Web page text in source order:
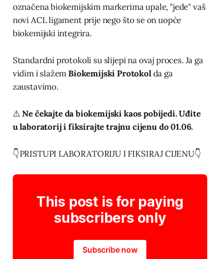
označena biokemijskim markerima upale, "jede" vaš
novi ACL ligament prije nego što se on uopće
biokemijski integrira.
Standardni protokoli su slijepi na ovaj proces. Ja ga
vidim i slažemBiokemijski Protokolda ga
zaustavimo.
⚠️Ne čekajte da biokemijski kaos pobijedi. Uđite
u laboratorij i fiksirajte trajnu cijenu do 01.06.
👇PRISTUPI LABORATORIJU I FIKSIRAJ CIJENU👇
This post is for paying
subscribers only
Subscribe now